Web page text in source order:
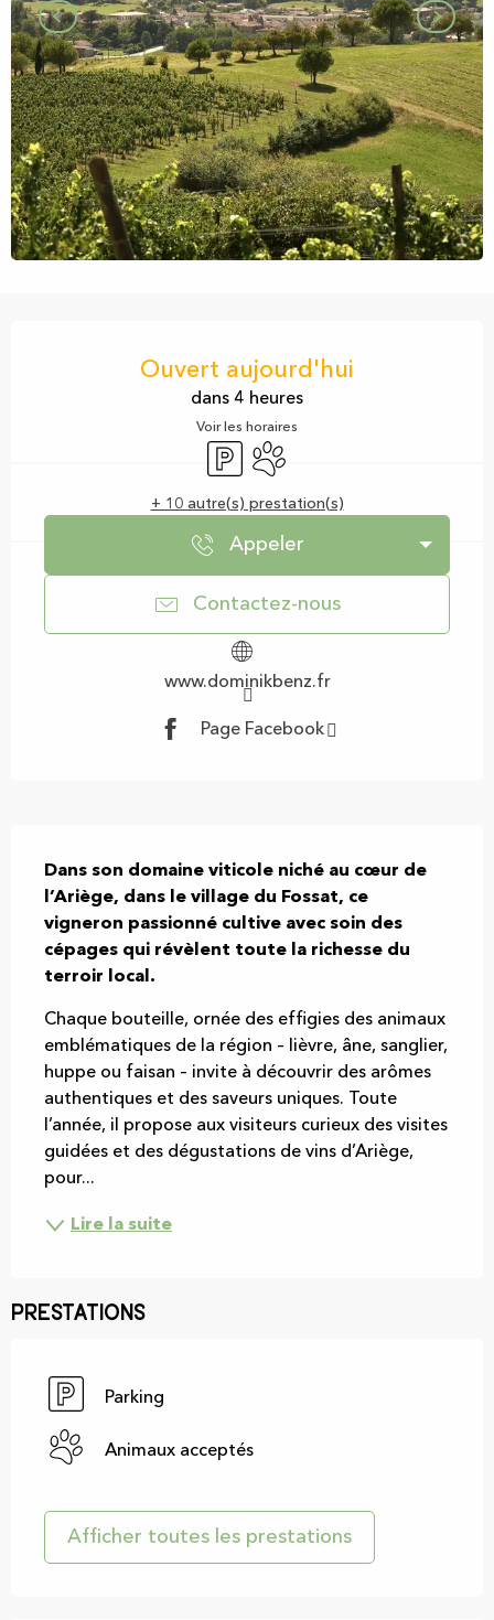
Ouvert aujourd'hui
dans 4 heures
Voir les horaires
ParkingAnimaux acceptés
+ 10 autre(s) prestation(s)
Appeler
Contactez-nous
www.dominikbenz.fr
Page Facebook
Dans son domaine viticole niché au cœur de
l’Ariège, dans le village du Fossat, ce
vigneron passionné cultive avec soin des
cépages qui révèlent toute la richesse du
terroir local.
Chaque bouteille, ornée des effigies des animaux
emblématiques de la région – lièvre, âne, sanglier,
huppe ou faisan – invite à découvrir des arômes
authentiques et des saveurs uniques. Toute
l’année, il propose aux visiteurs curieux des visites
guidées et des dégustations de vins d’Ariège,
pour...
Lire la suite
Prestations
Parking
Animaux acceptés
Afficher toutes les prestations